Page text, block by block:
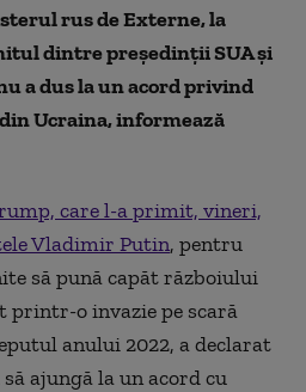
rus de Externe, la
dintre preşedinţii SUA şi
a dus la un acord privind
Ucraina, informează
care l-a primit, vineri,
Vladimir Putin, pentru
să pună capăt războiului
printr-o invazie pe scară
anului 2022, a declarat
ajungă la un acord cu